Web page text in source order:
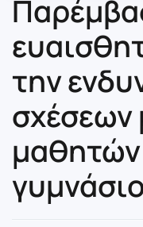
την
σχέσεων